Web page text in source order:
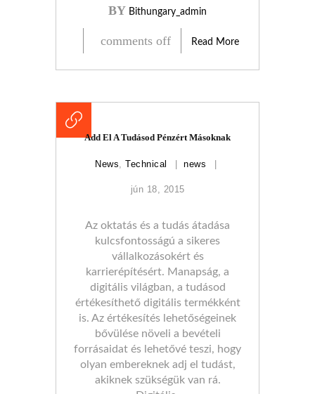
BY Bithungary_admin
comments off Read More
Add El A Tudásod Pénzért Másoknak
News, Technical news
jún 18, 2015
Az oktatás és a tudás átadása
kulcsfontosságú a sikeres
vállalkozásokért és
karrierépítésért. Manapság, a
digitális világban, a tudásod
értékesíthető digitális termékként
is. Az értékesítés lehetőségeinek
bővülése növeli a bevételi
forrásaidat és lehetővé teszi, hogy
olyan embereknek adj el tudást,
akiknek szükségük van rá.